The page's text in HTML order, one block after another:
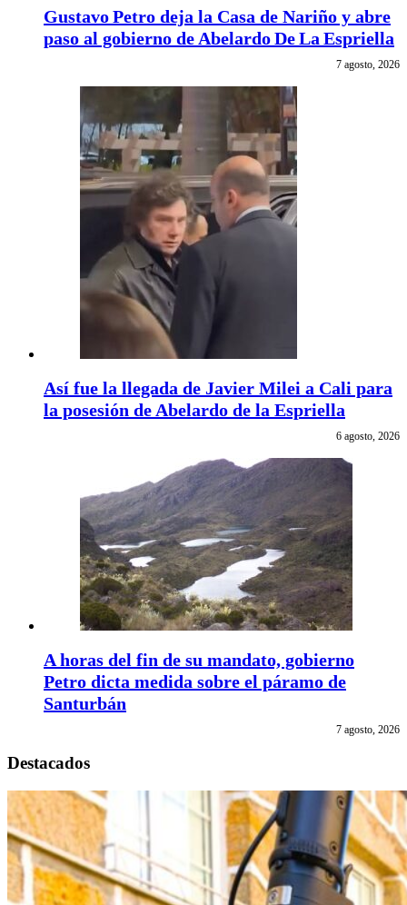
Gustavo Petro deja la Casa de Nariño y abre
paso al gobierno de Abelardo De La Espriella
7 agosto, 2026
Así fue la llegada de Javier Milei a Cali para
la posesión de Abelardo de la Espriella
6 agosto, 2026
A horas del fin de su mandato, gobierno
Petro dicta medida sobre el páramo de
Santurbán
7 agosto, 2026
Destacados